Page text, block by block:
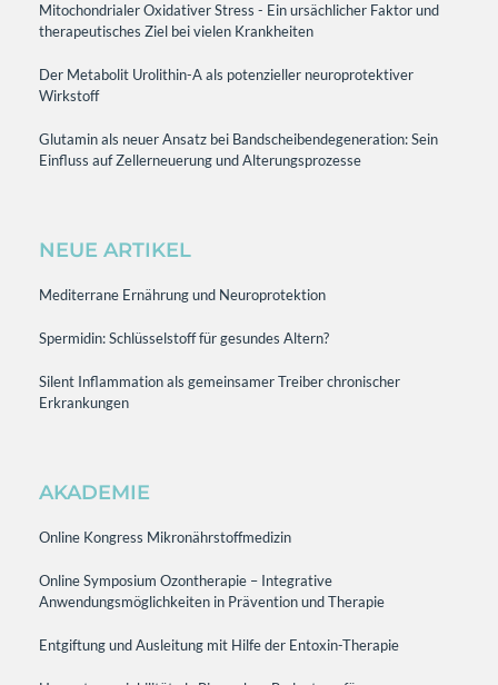
Mitochondrialer Oxidativer Stress - Ein ursächlicher Faktor und
therapeutisches Ziel bei vielen Krankheiten
Der Metabolit Urolithin-A als potenzieller neuroprotektiver
Wirkstoff
Glutamin als neuer Ansatz bei Bandscheibendegeneration: Sein
Einfluss auf Zellerneuerung und Alterungsprozesse
NEUE ARTIKEL
Mediterrane Ernährung und Neuroprotektion
Spermidin: Schlüsselstoff für gesundes Altern?
Silent Inflammation als gemeinsamer Treiber chronischer
Erkrankungen
AKADEMIE
Online Kongress Mikronährstoffmedizin
Online Symposium Ozontherapie – Integrative
Anwendungsmöglichkeiten in Prävention und Therapie
Entgiftung und Ausleitung mit Hilfe der Entoxin-Therapie